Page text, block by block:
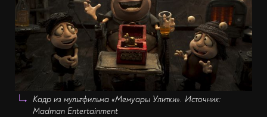
Кадр из мультфильма «Мемуары Улитки». Источник:
Madman Entertainment